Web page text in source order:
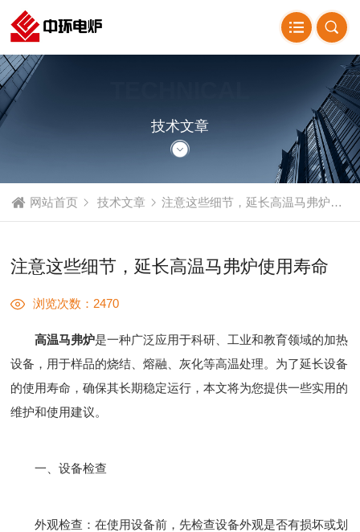
ARTICLE
技术文章
网站首页 技术文章 注意这些细节，延长高温马弗炉使用寿命
注意这些细节，延长高温马弗炉使用寿命
浏览次数：2470
高温马弗炉是一种广泛应用于科研、工业和教育领域的加热
设备，用于样品的烧结、熔融、灰化等高温处理。为了延长设备
的使用寿命，确保其长期稳定运行，本文将为您提供一些实用的
维护和使用建议。
一、设备检查
外观检查：在使用设备前，先检查设备外观是否有损坏或划